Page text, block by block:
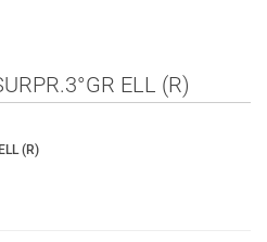
ELL (R)
(R)